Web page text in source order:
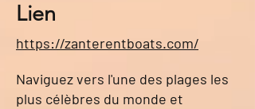
Lien
https://zanterentboats.com/
Naviguez vers l'une des plages les
plus célèbres du monde et